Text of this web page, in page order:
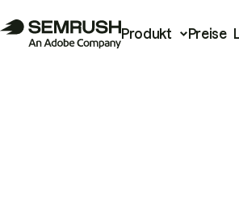
Produkt Preise